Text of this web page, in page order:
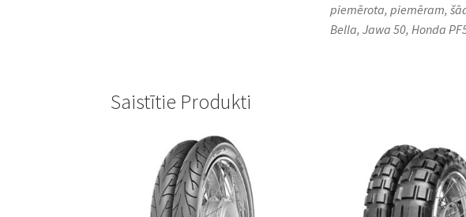
piemērota, piemēram,
Bella, Jawa 50, Honda
Saistītie Produkti